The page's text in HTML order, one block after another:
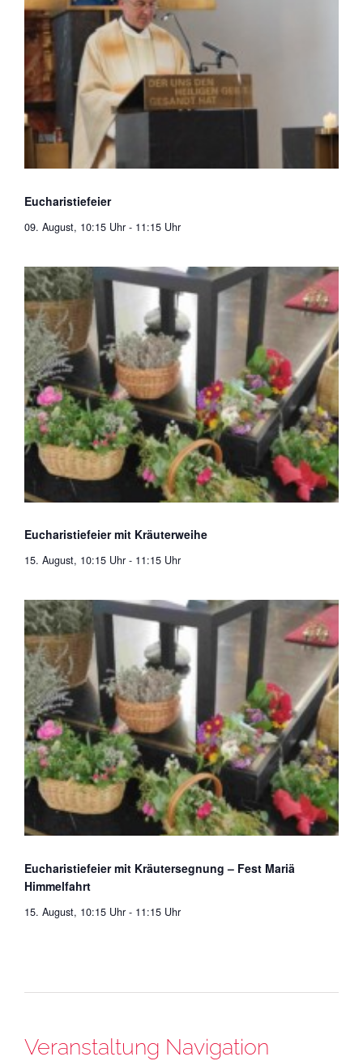
Eucharistiefeier
09. August, 10:15 Uhr - 11:15 Uhr
Eucharistiefeier mit Kräuterweihe
15. August, 10:15 Uhr - 11:15 Uhr
Eucharistiefeier mit Kräutersegnung – Fest Mariä
Himmelfahrt
15. August, 10:15 Uhr - 11:15 Uhr
Veranstaltung Navigation